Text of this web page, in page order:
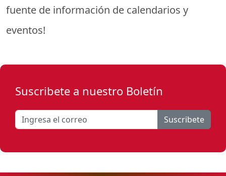
fuente de información de calendarios y
eventos!
Suscribete a nuestro Boletín
Suscribete